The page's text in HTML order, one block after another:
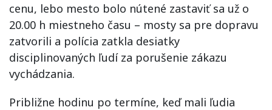
cenu, lebo mesto bolo nútené zastaviť sa už o
20.00 h miestneho času – mosty sa pre dopravu
zatvorili a polícia zatkla desiatky
disciplinovaných ľudí za porušenie zákazu
vychádzania.
Približne hodinu po termíne, keď mali ľudia